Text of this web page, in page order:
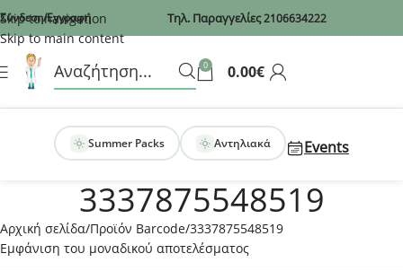
Recaptcha
Skip to navigation
Skip to main content
Σύνδεση/Εγγραφή Τηλ. Παραγγελίες2106634222
0 0.00€
Summer Packs Αντηλιακά Events
3337875548519
Αρχική σελίδα Προϊόν Barcode 3337875548519
Εμφάνιση του μοναδικού αποτελέσματος